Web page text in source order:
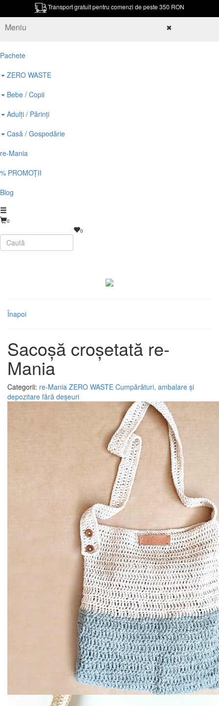
Transport gratuit pentru comenzi de peste 350 RON
Meniu ✖
Pachete
ZERO WASTE
Bebe / Copii
Adulți / Părinți
Casă / Gospodărie
re-Mania
% PROMOȚII
Blog
0
0
Înapoi
Sacoșă croșetată re-
Mania
Categorii: re-Mania ZERO WASTE Cumpărături, ambalare și
depozitare fără deșeuri